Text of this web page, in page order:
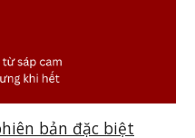
bản đặc biệt